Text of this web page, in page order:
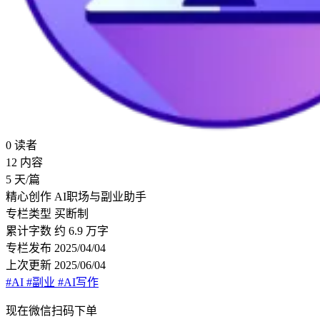
0 读者
12 内容
5 天/篇
精心创作 AI职场与副业助手
专栏类型 买断制
累计字数 约 6.9 万字
专栏发布 2025/04/04
上次更新 2025/06/04
#AI #副业 #AI写作
现在微信扫码下单